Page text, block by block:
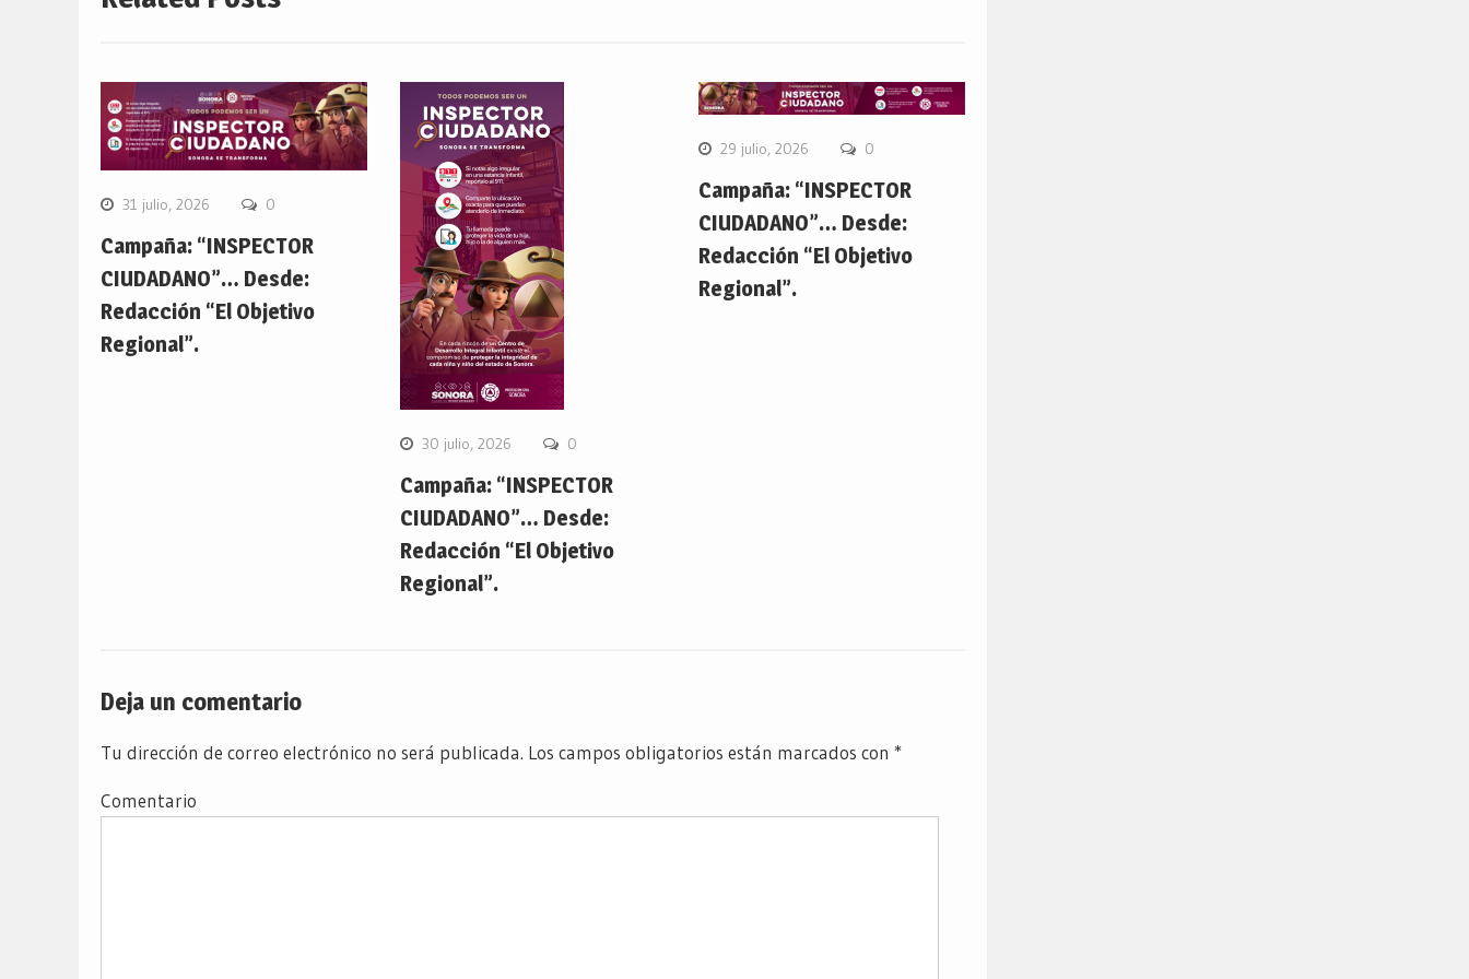
31 julio, 2026 0
Campaña: “INSPECTOR
CIUDADANO”… Desde:
Redacción “El Objetivo
Regional”.
30 julio, 2026 0
Campaña: “INSPECTOR
CIUDADANO”… Desde:
Redacción “El Objetivo
Regional”.
29 julio, 2026 0
Campaña: “INSPECTOR
CIUDADANO”… Desde:
Redacción “El Objetivo
Regional”.
Deja un comentario
Tu dirección de correo electrónico no será publicada. Los campos obligatorios están marcados con *
Comentario